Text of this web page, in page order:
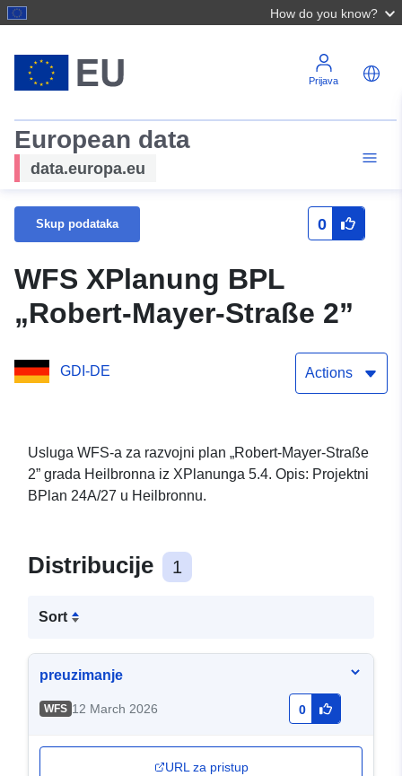
How do you know?
Prijava
European data
data.europa.eu
Skup podataka 0
WFS XPlanung BPL
„Robert-Mayer-Straße 2”
GDI-DE Actions
Usluga WFS-a za razvojni plan „Robert-Mayer-Straße
2” grada Heilbronna iz XPlanunga 5.4. Opis: Projektni
BPlan 24A/27 u Heilbronnu.
Distribucije 1
Sort
preuzimanje
WFS 12 March 2026 0
URL za pristup